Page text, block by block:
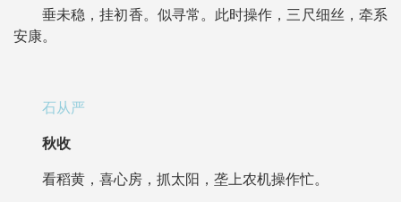
垂未稳，挂初香。似寻常。此时操作，三尺细丝，牵系
安康。
石从严
秋收
看稻黄，喜心房，抓太阳，垄上农机操作忙。